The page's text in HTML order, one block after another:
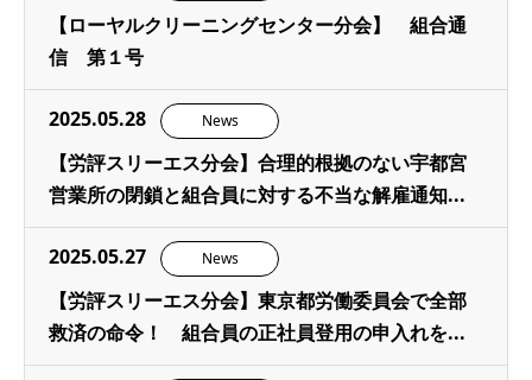
【ローヤルクリーニングセンター分会】 組合通
信 第１号
2025.05.28 News
【労評スリーエス分会】合理的根拠のない宇都宮
営業所の閉鎖と組合員に対する不当な解雇通知...
2025.05.27 News
【労評スリーエス分会】東京都労働委員会で全部
救済の命令！ 組合員の正社員登用の申入れを...